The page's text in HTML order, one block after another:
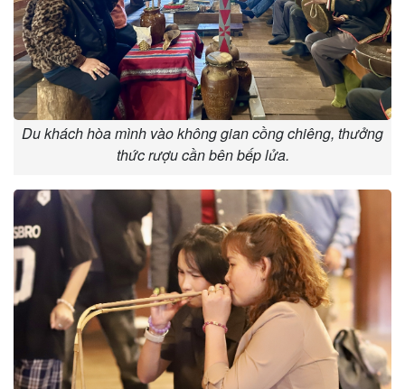
Du khách hòa mình vào không gian cồng chiêng, thưởng
thức rượu cần bên bếp lửa.